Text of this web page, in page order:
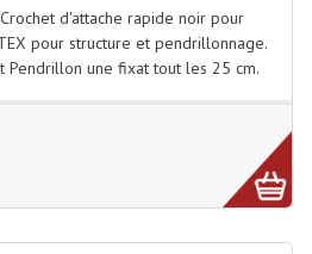
Diamants
D'enceintes
Multi-Canaux
d'attache rapide noir pour
pour structure et pendrillonnage.
Pendrillon une fixat tout les 25 cm.